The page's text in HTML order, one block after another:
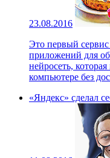
23.08.2016
Это первый
приложений для
нейросеть,
компьютере без
«Яндекс» сделал